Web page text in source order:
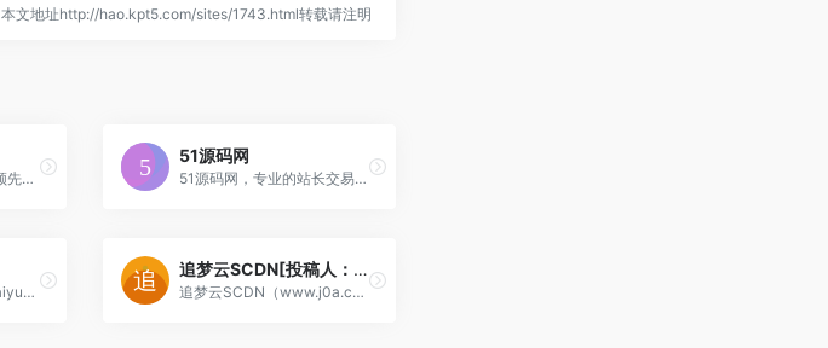
本文地址http://hao.kpt5.com/sites/1743.html转载请注明
极客云IDC互联是国内领先的企业级云计算服务提供商。专注公有云技术研发，主要面向广大开发者、政企用户、金融机构等，提供基于智能云服务器的全方位云计算解决方案，为
51源码网
51源码网，专业的站长交易平台，提供各类优质的网站源码交易、网站交易、域名交易等服务。我们拥有丰富的营销工具和网络推广资源，助您实现网站的增值与利润最大化。在这里，您可以找到您需要的一切，无论是开发新网站还是购买已有网站，都能得到满意的结果。立即加入51源码网，让您的网站更上一层楼！
小白云云服务器(xiaobaiyun.cn),江苏白猿网络科技有限公司旗下云计算平台,有高防VPS,高防VPS云主机,高防云服务器,高防虚拟主机,高防空间
追梦云SCDN[投稿人：追梦云,联系：zmywangluo@qq.com]
追梦云SCDN（www.j0a.cn）为您提供集速度与安全于一体的高防CDN加速服务。我们不仅大幅提升网站、图片、视频等资源的全球访问速度，更内置强大的Web应